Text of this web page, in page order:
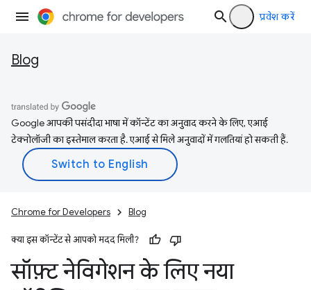
प्रवेश करें
Blog
Google आपकी पसंदीदा भाषा में कॉन्टेंट का अनुवाद करने के लिए, एआई
टेक्नोलॉजी का इस्तेमाल करता है. एआई से मिले अनुवादों में गलतियां हो सकती हैं.
Chrome for Developers Blog
क्या इस कॉन्टेंट से आपको मदद मिली?
सॉफ़्ट नेविगेशन के लिए नया